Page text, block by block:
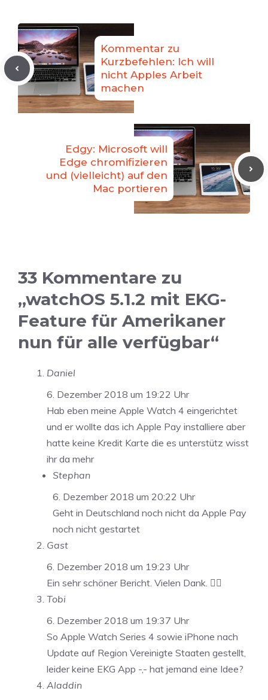
Kommentar zu
Kurzbefehlen: Ich will
nicht Apples Arbeit
machen
Edgy: Microsoft will
Edge chromifizieren
und (vielleicht) auf den
Mac portieren
33 Kommentare zu
„watchOS 5.1.2 mit EKG-
Feature für Amerikaner
nun für alle verfügbar“
Daniel
6. Dezember 2018 um 19:22 Uhr
Hab eben meine Apple Watch 4 eingerichtet
und er wollte das ich Apple Pay installiere aber
hatte keine Kredit Karte die es unterstütz wisst
ihr da mehr
Stephan
6. Dezember 2018 um 20:22 Uhr
Geht in Deutschland noch nicht da Apple Pay
noch nicht gestartet
Gast
6. Dezember 2018 um 19:23 Uhr
Ein sehr schöner Bericht. Vielen Dank. 👍🏻
Tobi
6. Dezember 2018 um 19:37 Uhr
So Apple Watch Series 4 sowie iPhone nach
Update auf Region Vereinigte Staaten gestellt,
leider keine EKG App -,- hat jemand eine Idee?
Aladdin